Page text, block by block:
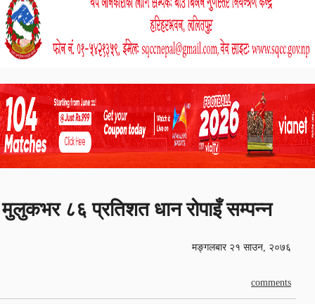
मुलुकभर ८६ प्रतिशत धान रोपाइँ सम्पन्न
मङ्गलबार २१ साउन, २०७६
comments